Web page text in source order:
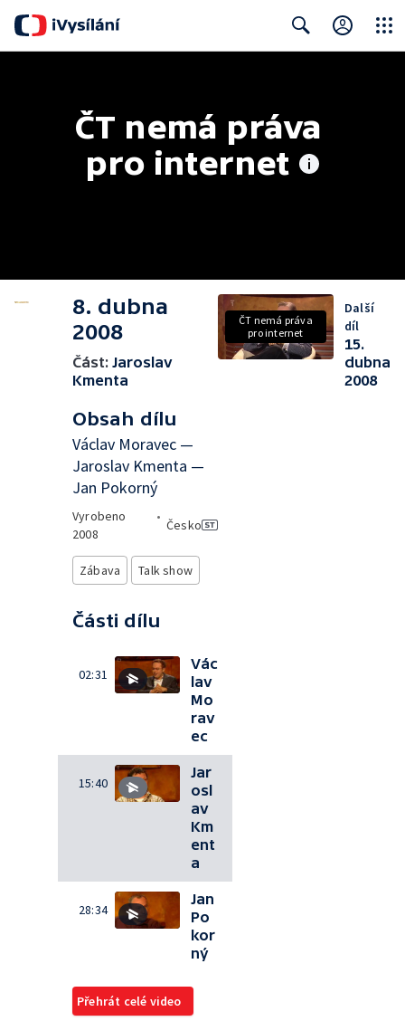
ČT nemá práva
pro internet
8. dubna
2008
Část: Jaroslav
Kmenta
Obsah dílu
Václav Moravec —
Jaroslav Kmenta —
Jan Pokorný
Vyrobeno
2008
•
Česko
Zábava Talk show
Části dílu
02:31
Vác
lav
Mo
rav
ec
15:40
Jar
osl
av
Km
ent
a
28:34
Jan
Po
kor
ný
Přehrát celé video
ČT nemá práva
pro internet
Další
díl
15.
dubna
2008